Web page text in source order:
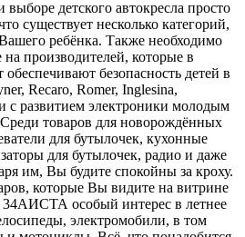
детского автокресла просто
существует несколько категорий,
ребёнка. Также необходимо
производителей, которые в
безопасность детей в
Recaro, Romer, Inglesina,
с развитием электроники молодым
товаров для новорождённых
для бутылочек, кухонные
для бутылочек, радио и даже
им, Вы будите спокойны за кроху.
которые Вы видите на витрине
34АИСТА особый интерес в летнее
электромобили, в том